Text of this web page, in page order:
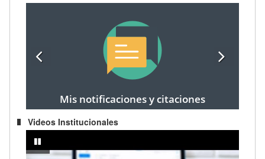
Mis notificaciones y citaciones
Videos Institucionales
pausar